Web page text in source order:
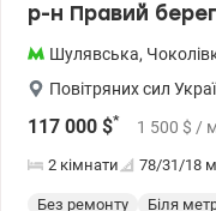
р-н Правий берег
Шулявська,
Повітряних сил
117 000 $* 1 500 $ /
2 кімнати 78/31/18 м
Без ремонту Біля